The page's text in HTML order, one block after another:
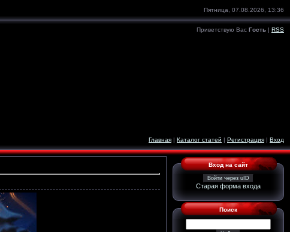
Пятница, 07.08.2026, 13:36
Приветствую Вас Гость | RSS
Главная | Каталог статей | Регистрация | Вход
Вход на сайт
Войти через uID
Старая форма входа
Поиск